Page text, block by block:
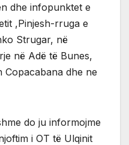
dhe infopunktet e
,Pinjesh-rruga e
Strugar, në
në Adë të Bunes,
dhe ne
do ju informojme
i OT të Ulqinit